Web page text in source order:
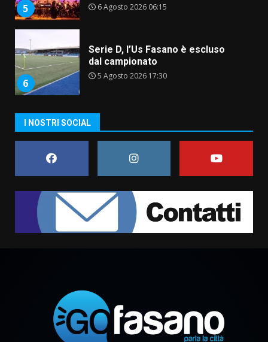
5 6 Agosto 2026 06:15
6
Serie D, l’Us Fasano è escluso
dal campionato
5 Agosto 2026 17:30
Truffatori in azione nelle
1
Fasanese ferito a colpi di arma
da fuoco
6 Agosto 2026 18:13
Comune di Fasano
6 Agosto 2026 14:16
Grazia Neglia, coordinatrice
I NOSTRI SOCIAL